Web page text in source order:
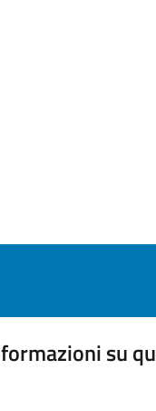
su